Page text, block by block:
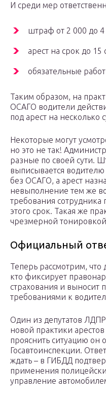
И среди мер
штраф от 2 000 до
арест на срок до 15
обязательные
Таким образом, на
ОСАГО водители
под арест на несколько
Некоторые могут
но это не так!
разные по своей сути.
выписывается
без ОСАГО, а арест
невыполнение тем же
требования
этого срок. Такая же
чрезмерной
Официальный
Теперь рассмотрим, что
кто фиксирует
страхования и выносит
требованиями к
Один из депутатов
новой практики
прояснить ситуацию он
Госавтоинспекции.
ждать – в ГИБДД
применения
управление